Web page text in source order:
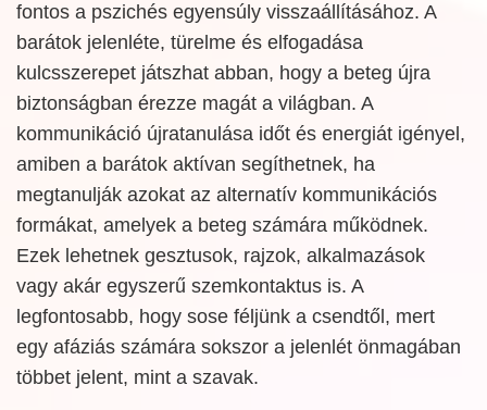
fontos a pszichés egyensúly visszaállításához. A
barátok jelenléte, türelme és elfogadása
kulcsszerepet játszhat abban, hogy a beteg újra
biztonságban érezze magát a világban. A
kommunikáció újratanulása időt és energiát igényel,
amiben a barátok aktívan segíthetnek, ha
megtanulják azokat az alternatív kommunikációs
formákat, amelyek a beteg számára működnek.
Ezek lehetnek gesztusok, rajzok, alkalmazások
vagy akár egyszerű szemkontaktus is. A
legfontosabb, hogy sose féljünk a csendtől, mert
egy afáziás számára sokszor a jelenlét önmagában
többet jelent, mint a szavak.